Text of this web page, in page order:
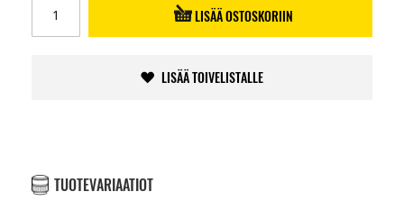
LISÄÄ OSTOSKORIIN
LISÄÄ TOIVELISTALLE
TUOTEVARIAATIOT